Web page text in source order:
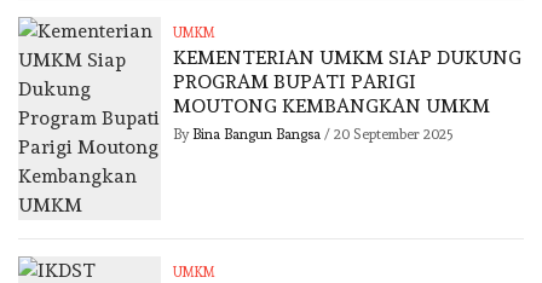
UMKM
KEMENTERIAN UMKM SIAP DUKUNG
PROGRAM BUPATI PARIGI
MOUTONG KEMBANGKAN UMKM
By Bina Bangun Bangsa / 20 September 2025
UMKM